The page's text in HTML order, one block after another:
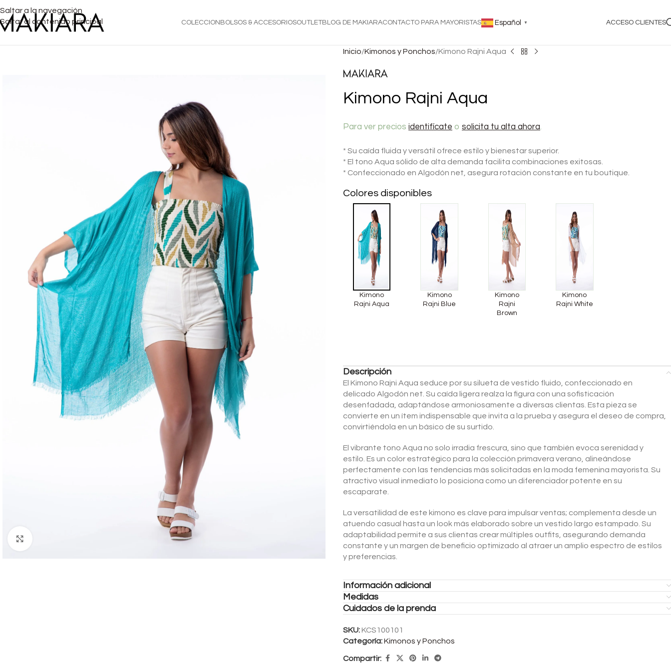
Saltar a la navegación
Saltar al contenido principal
COLECCIONBOLSOS & ACCESORIOSOUTLETBLOG DE MAKIARACONTACTO PARA MAYORISTAS Español ▼ ACCESO CLIENTES
Inicio Kimonos y Ponchos Kimono Rajni Aqua
Kimono Rajni Aqua
Para ver precios identifícate o solicita tu alta ahora.
* Su caída fluida y versátil ofrece estilo y bienestar superior.
* El tono Aqua sólido de alta demanda facilita combinaciones exitosas.
* Confeccionado en Algodón net, asegura rotación constante en tu boutique.
Colores disponibles
Kimono
Rajni Aqua
Kimono
Rajni Blue
Kimono
Rajni
Brown
Kimono
Rajni White
Descripción
El Kimono Rajni Aqua seduce por su silueta de vestido fluido, confeccionado en
delicado Algodón net. Su caída ligera realza la figura con una sofisticación
desenfadada, adaptándose armoniosamente a diversas clientas. Esta pieza se
convierte en un ítem indispensable que invita a la prueba y asegura el deseo de compra,
convirtiéndola en un básico de su surtido.
El vibrante tono Aqua no solo irradia frescura, sino que también evoca serenidad y
estilo. Es un color estratégico para la colección primavera verano, alineándose
perfectamente con las tendencias más solicitadas en la moda femenina mayorista. Su
atractivo visual inmediato lo posiciona como un diferenciador potente en su
escaparate.
La versatilidad de este kimono es clave para impulsar ventas; complementa desde un
atuendo casual hasta un look más elaborado sobre un vestido largo estampado. Su
adaptabilidad permite a sus clientas crear múltiples outfits, asegurando demanda
constante y un margen de beneficio optimizado al atraer un amplio espectro de estilos
y preferencias.
Información adicional
Medidas
Cuidados de la prenda
SKU:KCS100101
Categoría:Kimonos y Ponchos
Compartir: